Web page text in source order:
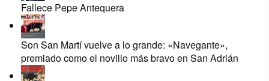
Fallece Pepe Antequera
Son San Martí vuelve a lo grande: «Navegante»,
premiado como el novillo más bravo en San Adrián